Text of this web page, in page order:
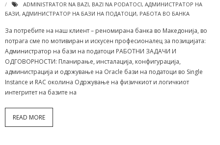
ADMINISTRATOR NA BAZI, BAZI NA PODATOCI, АДМИНИСТРАТОР НА
БАЗИ, АДМИНИСТРАТОР НА БАЗИ НА ПОДАТОЦИ, РАБОТА ВО БАНКА
За потребите на наш клиент – реномирана банка во Македонија, во
потрага сме по мотивиран и искусен професионалец за позицијата:
Администратор на бази на податоци РАБОТНИ ЗАДАЧИ И
ОДГОВОРНОСТИ: Планирање, инсталација, конфигурација,
администрација и одржување на Oracle бази на податоци во Single
Instance и RAC околина Одржување на физичкиот и логичкиот
интегритет на базите на
READ MORE